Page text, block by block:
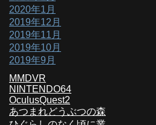
2020年1月
2019年12月
2019年11月
2019年10月
2019年9月
MMDVR
NINTENDO64
OculusQuest2
あつまれどうぶつの森